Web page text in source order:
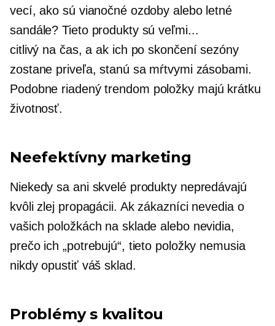
vecí, ako sú vianočné ozdoby alebo letné
sandále? Tieto produkty sú veľmi...
citlivý na čas, a ak ich po skončení sezóny
zostane priveľa, stanú sa mŕtvymi zásobami.
Podobne riadený trendom položky majú krátku
životnosť.
Neefektívny marketing
Niekedy sa ani skvelé produkty nepredávajú
kvôli zlej propagácii. Ak zákazníci nevedia o
vašich položkách na sklade alebo nevidia,
prečo ich „potrebujú“, tieto položky nemusia
nikdy opustiť váš sklad.
Problémy s kvalitou